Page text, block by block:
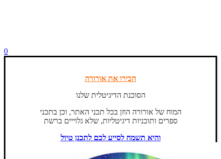
0
הכירו את אורורה
הסוכנת הדיגיטלית שלנו
המוח של אורורה הוזן בכל תכני האתר, וכן בתכני
ספרים ותוכניות דיגיטליות, שלא גלוייים ברשת
והיא תשמח לסייע לכם לתכנן טיול